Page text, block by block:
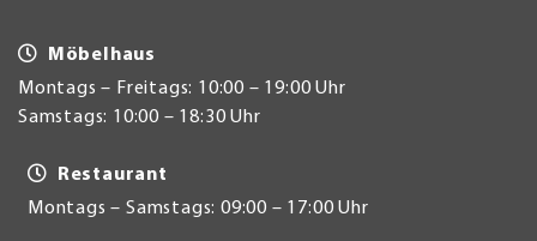
Möbelhaus
Montags – Freitags: 10:00 – 19:00 Uhr
Samstags: 10:00 – 18:30 Uhr
Restaurant
Montags – Samstags: 09:00 – 17:00 Uhr